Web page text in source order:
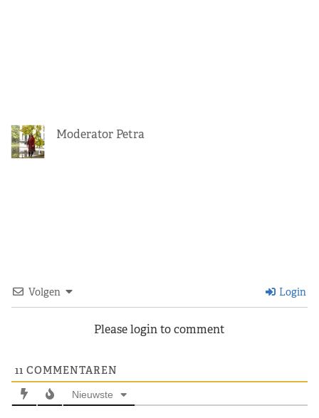
Moderator Petra
Volgen Login
Please login to comment
11 COMMENTAREN
Nieuwste